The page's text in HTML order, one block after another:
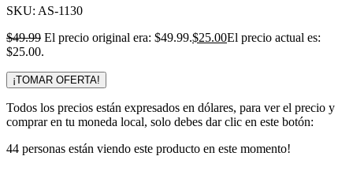
SKU: AS-1130
$49.99 El precio original era: $49.99.$25.00El precio actual es:
$25.00.
¡TOMAR OFERTA!
Todos los precios están expresados en dólares, para ver el precio y
comprar en tu moneda local, solo debes dar clic en este botón:
44 personas están viendo este producto en este momento!